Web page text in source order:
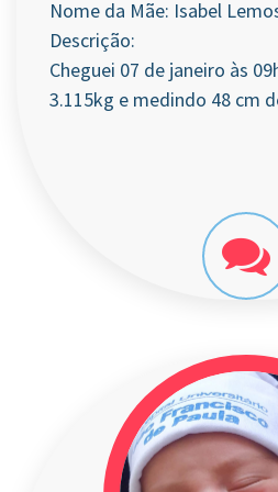
Nome da Mãe: Isabel
Descrição:
Cheguei 07 de janeiro às
3.115kg e medindo 48 cm